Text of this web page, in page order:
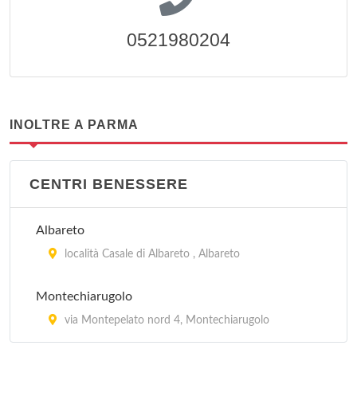
0521980204
INOLTRE A PARMA
CENTRI BENESSERE
Albareto
località Casale di Albareto , Albareto
Montechiarugolo
via Montepelato nord 4, Montechiarugolo